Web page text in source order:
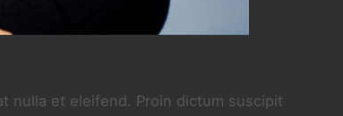
nulla et eleifend. Proin dictum suscipit